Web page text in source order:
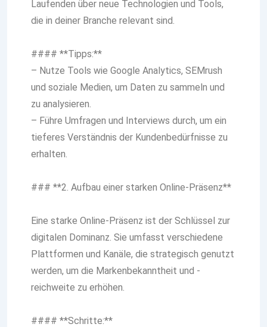
Laufenden über neue Technologien und Tools,
die in deiner Branche relevant sind.
#### **Tipps:**
– Nutze Tools wie Google Analytics, SEMrush
und soziale Medien, um Daten zu sammeln und
zu analysieren.
– Führe Umfragen und Interviews durch, um ein
tieferes Verständnis der Kundenbedürfnisse zu
erhalten.
### **2. Aufbau einer starken Online-Präsenz**
Eine starke Online-Präsenz ist der Schlüssel zur
digitalen Dominanz. Sie umfasst verschiedene
Plattformen und Kanäle, die strategisch genutzt
werden, um die Markenbekanntheit und -
reichweite zu erhöhen.
#### **Schritte:**